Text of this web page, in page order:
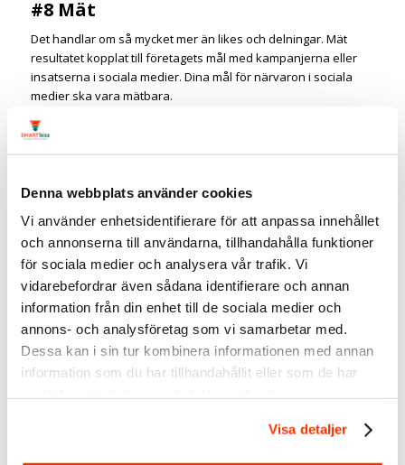
Denna webbplats använder cookies
Vi använder enhetsidentifierare för att anpassa innehållet
och annonserna till användarna, tillhandahålla funktioner
för sociala medier och analysera vår trafik. Vi
vidarebefordrar även sådana identifierare och annan
information från din enhet till de sociala medier och
annons- och analysföretag som vi samarbetar med.
Dessa kan i sin tur kombinera informationen med annan
information som du har tillhandahållit eller som de har
Visa detaljer
#8 Mät
Det handlar om så mycket mer än likes och delningar. Mät
resultatet kopplat till företagets mål med kampanjerna eller
insatserna i sociala medier. Dina mål för närvaron i sociala
medier ska vara mätbara.
Fördjupa dig med dessa artiklar:
Skapa en strategi i 5,5 steg
5 typer av visuellt innehåll du behöver i din marknadsföring
11 frågor du behöver ställa dig innan du börjar med filmklipp i
sociala medier
6 sätt som du saboterar företagets marknadsföring i sociala
medier
Annonsera på Instagram
Annonsera på Facebook
Annonsera på LinkedIn